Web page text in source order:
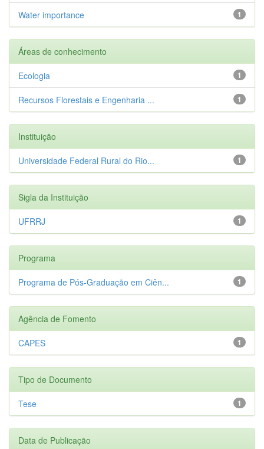
1
Water importance
Áreas de conhecimento
1
Ecologia
1
Recursos Florestais e Engenharia ...
Instituição
1
Universidade Federal Rural do Rio...
Sigla da Instituição
1
UFRRJ
Programa
1
Programa de Pós-Graduação em Ciên...
Agência de Fomento
1
CAPES
Tipo de Documento
1
Tese
Data de Publicação